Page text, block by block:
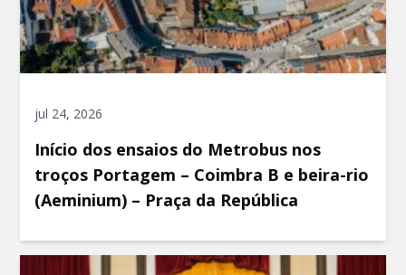
jul 24, 2026
Início dos ensaios do Metrobus nos
troços Portagem – Coimbra B e beira-rio
(Aeminium) – Praça da República